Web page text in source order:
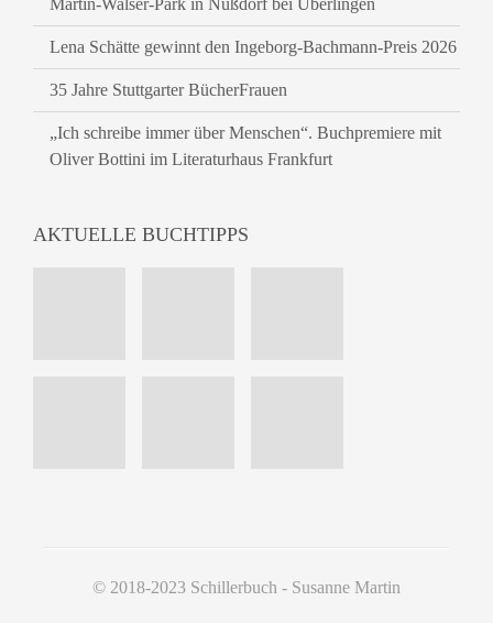
Martin-Walser-Park in Nußdorf bei Überlingen
Lena Schätte gewinnt den Ingeborg-Bachmann-Preis 2026
35 Jahre Stuttgarter BücherFrauen
„Ich schreibe immer über Menschen“. Buchpremiere mit
Oliver Bottini im Literaturhaus Frankfurt
AKTUELLE BUCHTIPPS
© 2018-2023 Schillerbuch - Susanne Martin